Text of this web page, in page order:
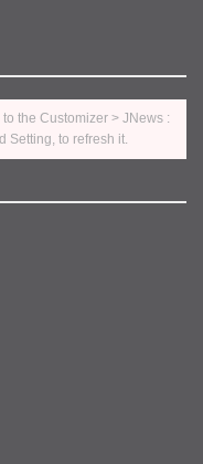
the Customizer > JNews :
Setting, to refresh it.